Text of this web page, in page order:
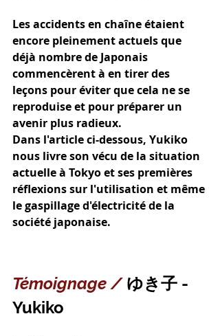
Les accidents en chaîne étaient
encore pleinement actuels que
déjà nombre de Japonais
commencèrent à en tirer des
leçons pour éviter que cela ne se
reproduise et pour préparer un
avenir plus radieux.
Dans l'article ci-dessous, Yukiko
nous livre son vécu de la situation
actuelle à Tokyo et ses premières
réflexions sur l'utilisation et même
le gaspillage d'électricité de la
société japonaise.
Témoignage / ゆき子 -
Yukiko